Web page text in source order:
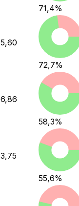
71,4%
5,60
72,7%
6,86
58,3%
3,75
55,6%